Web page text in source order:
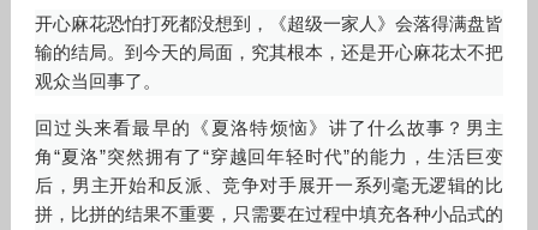
开心麻花恐怕打死都没想到，《超级一家人》会落得满盘皆
输的结局。到今天的局面，究其根本，还是开心麻花太不把
观众当回事了。
回过头来看最早的《夏洛特烦恼》讲了什么故事？男主
角“夏洛”突然拥有了“穿越回年轻时代”的能力，生活巨变
后，男主开始和反派、竞争对手展开一系列毫无逻辑的比
拼，比拼的结果不重要，只需要在过程中填充各种小品式的